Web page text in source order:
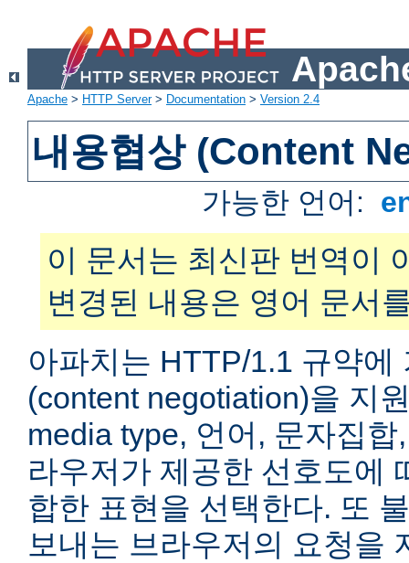
Apache > HTTP Server> Documentation > Version 2.4
내용협상 (Content
가능한 언어:
이 문서는 최신판 번역이
변경된 내용은 영어 문서
아파치는 HTTP/1.1 규약에
(content negotiation)을 지
media type, 언어, 문자집
라우저가 제공한 선호도에
합한 표현을 선택한다. 또
보내는 브라우저의 요청을